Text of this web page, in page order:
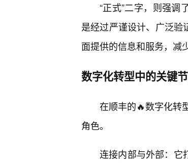
“正式”二字，则强调
是经过严谨设计、广泛验
面提供的信息和服务，减
数字化转型中的关键
在顺丰的🔥数字化转
角色。
连接内部与外部：它